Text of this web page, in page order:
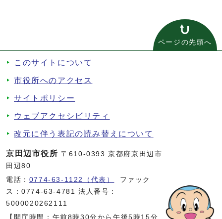
ページの先頭へ
このサイトについて
市役所へのアクセス
サイトポリシー
ウェブアクセシビリティ
改元に伴う表記の読み替えについて
京田辺市役所 〒610-0393 京都府京田辺市
田辺80
電話： 0774-63-1122（代表）
ファック
ス：0774-63-4781 法人番号：
5000020262111
【開庁時間：午前8時30分から午後5時15分